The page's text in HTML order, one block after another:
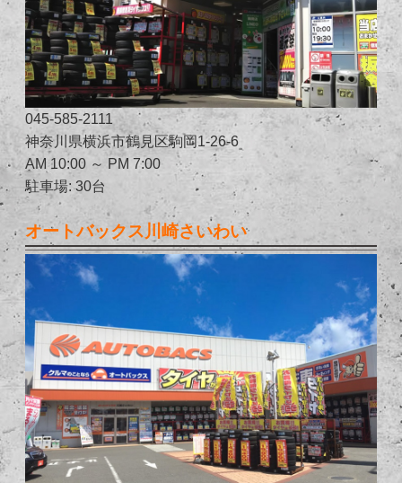
045-585-2111
神奈川県横浜市鶴見区駒岡1-26-6
AM 10:00 ～ PM 7:00
駐車場: 30台
オートバックス川崎さいわい